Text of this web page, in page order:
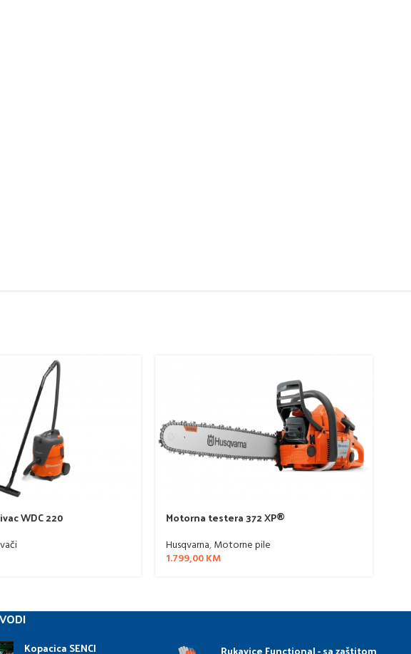
WDC 220 Motorna testera 372 XP®
Husqvarna,Motorne pile
1.799,00KM
Kopacica SENCI